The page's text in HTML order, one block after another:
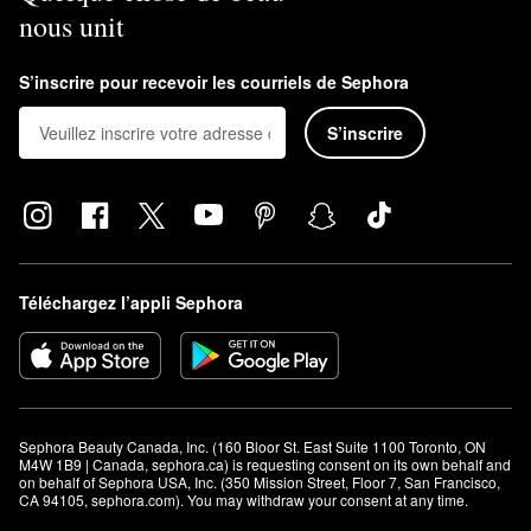
Comment utilise-t-on la poudre libre Prisme Libre de
Placez la houppette sur l’ouverture et secouez deux fois.
Appliquez sur les pommettes, le front, le menton et les ailes du
nez. Utilisez la houppette pour estomper pour obtenir un fini
uniforme.
nous unit
S’inscrire pour recevoir les courriels de Sephora
S’inscrire
Téléchargez l’appli Sephora
Sephora Beauty Canada, Inc. (160 Bloor St. East Suite 1100 Toronto, ON
M4W 1B9 | Canada, sephora.ca) is requesting consent on its own behalf and
on behalf of Sephora USA, Inc. (350 Mission Street, Floor 7, San Francisco,
CA 94105, sephora.com). You may withdraw your consent at any time.